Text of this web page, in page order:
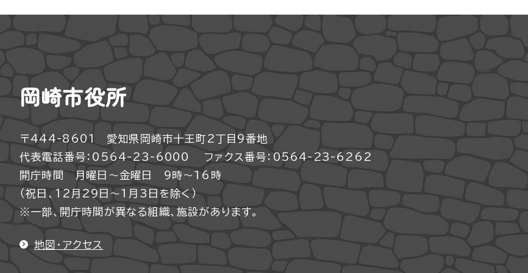
岡崎市役所
〒444-8601 愛知県岡崎市十王町2丁目9番地
代表電話番号：0564-23-6000
ファクス番号：0564-23-6262
開庁時間 月曜日～金曜日 9時～16時
（祝日、12月29日～1月3日を除く）
※一部、開庁時間が異なる組織、施設があります。
地図・アクセス